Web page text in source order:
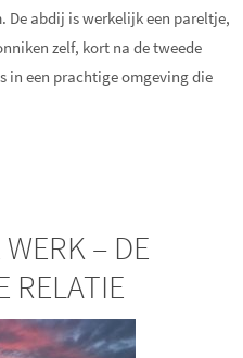
abdij is werkelijk een pareltje,
zelf, kort na de tweede
in een prachtige omgeving die
– DE
RELATIE